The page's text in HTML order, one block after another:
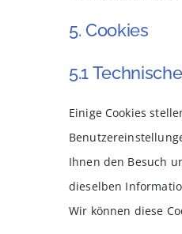
5. Cookies
5.1
Einige Cookies
Ihnen den Besuch
dieselben
Wir können diese